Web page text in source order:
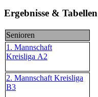
Ergebnisse & Tabellen
Senioren
1. Mannschaft
Kreisliga A2
2. Mannschaft Kreisliga
B3